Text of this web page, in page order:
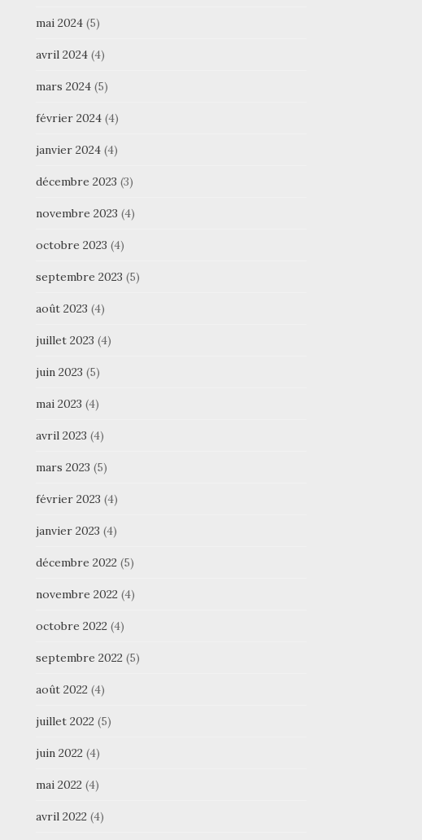
mai 2024(5)
avril 2024(4)
mars 2024(5)
février 2024(4)
janvier 2024(4)
décembre 2023 (3)
novembre 2023 (4)
octobre 2023 (4)
septembre 2023 (5)
août 2023 (4)
juillet 2023 (4)
juin 2023 (5)
mai 2023 (4)
avril 2023 (4)
mars 2023 (5)
février 2023 (4)
janvier 2023 (4)
décembre 2022 (5)
novembre 2022 (4)
octobre 2022 (4)
septembre 2022 (5)
août 2022 (4)
juillet 2022 (5)
juin 2022 (4)
mai 2022 (4)
avril 2022 (4)